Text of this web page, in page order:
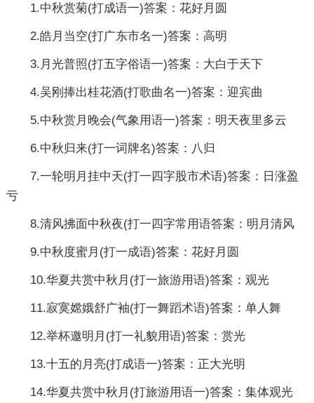
1.中秋赏菊(打成语一)答案：花好月圆
2.皓月当空(打广东市名一)答案：高明
3.月光普照(打五字俗语一)答案：大白于天下
4.吴刚捧出桂花酒(打歌曲名一)答案：迎宾曲
5.中秋赏月晚会(气象用语一)答案：明天夜里多云
6.中秋归来(打一词牌名)答案：八归
7.一轮明月挂中天(打一四字股市术语)答案：日涨盈
亏
8.清风拂面中秋夜(打一四字常用语答案：明月清风
9.中秋度蜜月(打一成语)答案：花好月圆
10.华夏共赏中秋月(打一旅游用语)答案：观光
11.寂寞嫦娥舒广袖(打一舞蹈术语)答案：单人舞
12.举杯邀明月(打一礼貌用语)答案：赏光
13.十五的月亮(打成语一)答案：正大光明
14.华夏共赏中秋月(打旅游用语一)答案：集体观光